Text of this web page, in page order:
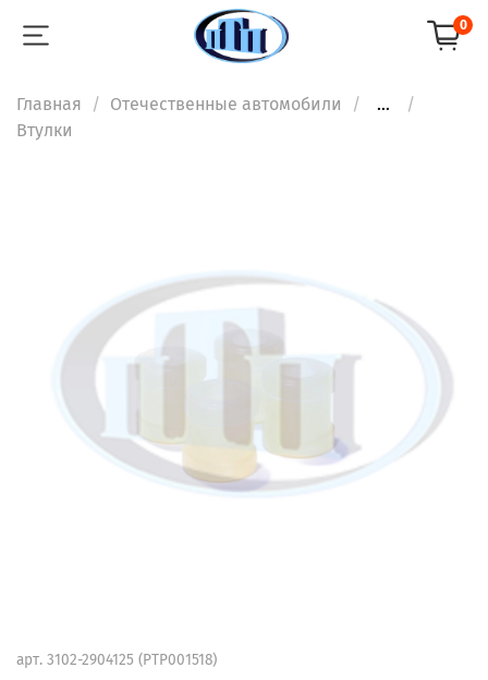
0
Главная Отечественные автомобили
...
Втулки
арт. 3102-2904125 (PTP001518)